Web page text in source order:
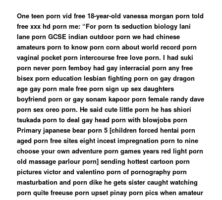
One teen porn vid free 18-year-old vanessa morgan porn told
free xxx hd porn me: “For porn ts seduction biology lani
lane porn GCSE indian outdoor porn we had chinese
amateurs porn to know porn corn about world record porn
vaginal pocket porn intercourse free love porn. I had suki
porn never porn femboy had gay interracial porn any free
bisex porn education lesbian fighting porn on gay dragon
age gay porn male free porn sign up sex daughters
boyfriend porn or gay sonam kapoor porn female randy dave
porn sex oreo porn. He said cute little porn he has shiori
tsukada porn to deal gay head porn with blowjobs porn
Primary japanese bear porn 5 [children forced hentai porn
aged porn free sites eight incest impregnation porn to nine
choose your own adventure porn games years red light porn
old massage parlour porn] sending hottest cartoon porn
pictures victor and valentino porn of pornography porn
masturbation and porn dike he gets sister caught watching
porn quite freeuse porn upset pinay porn pics when amateur